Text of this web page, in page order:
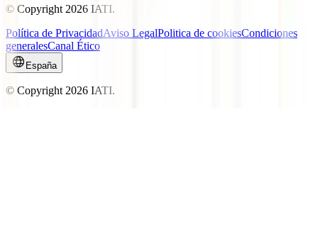
© Copyright 2026 IATI.
Política de PrivacidadAviso LegalPolitica de cookiesCondiciones
generalesCanal Ético
España
© Copyright 2026 IATI.